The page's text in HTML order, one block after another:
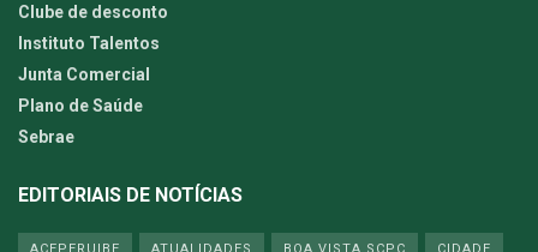
Clube de desconto
Instituto Talentos
Junta Comercial
Plano de Saúde
Sebrae
EDITORIAIS DE NOTÍCIAS
ACEPERUIBE ATUALIDADES BOA VISTA SCPC CIDADE